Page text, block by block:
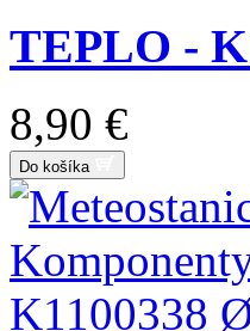
TEPLO -
8,90 €
Do košíka